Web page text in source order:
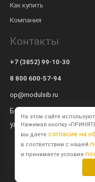
Как купить
Компания
Контакты
+7 (3852) 99-10-30
8 800 600-57-94
op@modulsib.ru
Барнаул
ул. Калинина, 71 к2
BTB
На этом сайте
Нажимая кнопку
вы даете согласие на
в соответствии с нашей
и принимаете условия